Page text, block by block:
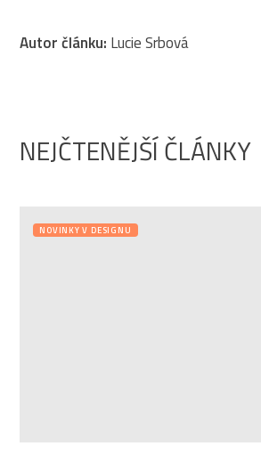
Autor článku: Lucie Srbová
NEJČTENĚJŠÍ ČLÁNKY
NOVINKY V DESIGNU